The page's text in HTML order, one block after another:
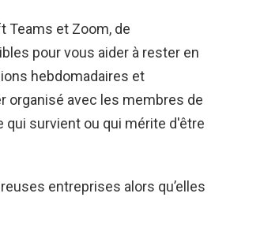
Teams et Zoom, de
pour vous aider à rester en
hebdomadaires et
organisé avec les membres de
qui survient ou qui mérite d'être
entreprises alors qu’elles